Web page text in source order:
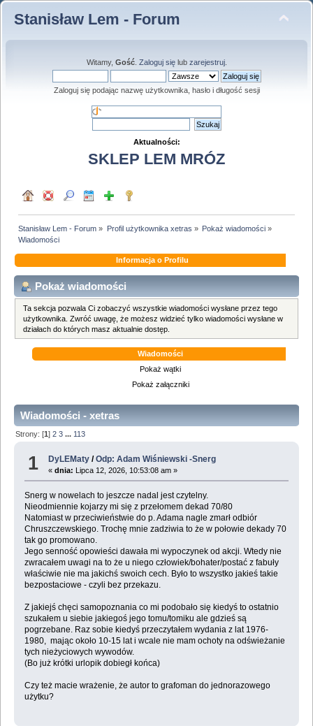
Stanisław Lem - Forum
Witamy, Gość. Zaloguj sięlub zarejestruj.
Zaloguj się podając nazwę użytkownika, hasło i długość sesji
Aktualności:
SKLEP LEM MRÓZ
Stanisław Lem - Forum » Profil użytkownika xetras » Pokaż wiadomości»
Wiadomości
Informacja o Profilu
Pokaż wiadomości
Ta sekcja pozwala Ci zobaczyć wszystkie wiadomości wysłane przez tego
użytkownika. Zwróć uwagę, że możesz widzieć tylko wiadomości wysłane w
działach do których masz aktualnie dostęp.
Wiadomości
Pokaż wątki
Pokaż załączniki
Wiadomości - xetras
Strony: [1]2 3 ... 113
1 DyLEMaty /Odp: Adam Wiśniewski -Snerg
«dnia: Lipca 12, 2026, 10:53:08 am »
Snerg w nowelach to jeszcze nadal jest czytelny.
Nieodmiennie kojarzy mi się z przełomem dekad 70/80
Natomiast w przeciwieństwie do p. Adama nagle zmarł odbiór
Chruszczewskiego. Trochę mnie zadziwia to że w połowie dekady 70
tak go promowano.
Jego senność opowieści dawała mi wypoczynek od akcji. Wtedy nie
zwracałem uwagi na to że u niego człowiek/bohater/postać z fabuły
właściwie nie ma jakichś swoich cech. Było to wszystko jakieś takie
bezpostaciowe - czyli bez przekazu.
Z jakiejś chęci samopoznania co mi podobało się kiedyś to ostatnio
szukałem u siebie jakiegoś jego tomu/tomiku ale gdzieś są
pogrzebane. Raz sobie kiedyś przeczytałem wydania z lat 1976-
1980, mając około 10-15 lat i wcale nie mam ochoty na odświeżanie
tych nieżyciowych wywodów.
(Bo już krótki urlopik dobiegł końca)
Czy też macie wrażenie, że autor to grafoman do jednorazowego
użytku?